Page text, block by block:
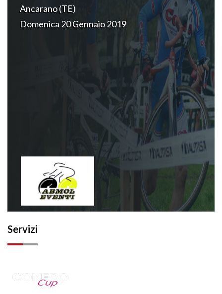
Ancarano (TE)
Domenica 20 Gennaio 2019
Servizi